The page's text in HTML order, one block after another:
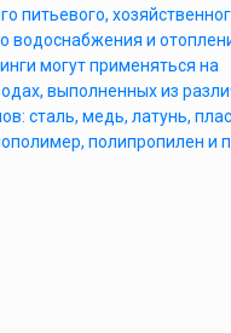
питьевого,
водоснабжения и
могут применяться на
выполненных из
сталь, медь, латунь,
полипропилен и